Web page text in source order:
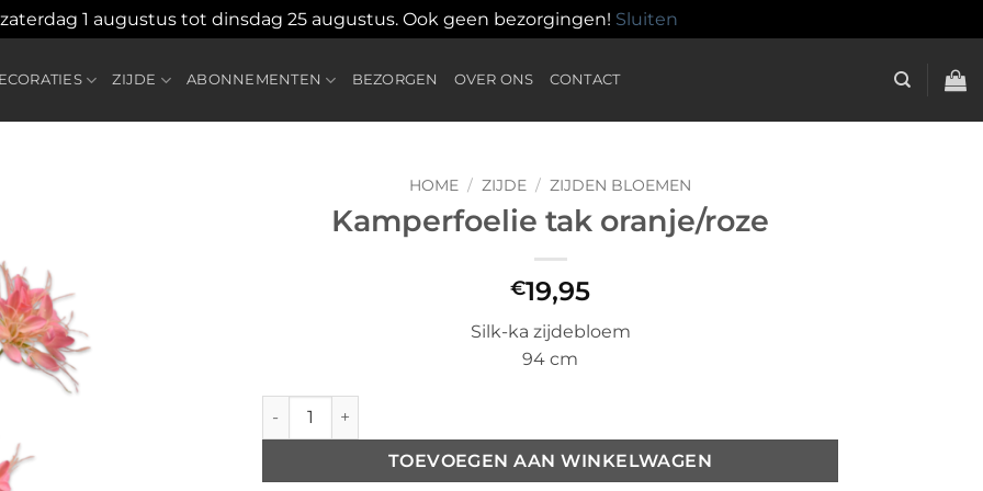
1 augustus tot dinsdag 25 augustus. Ook geen bezorgingen! Sluiten
ZIJDE ABONNEMENTEN BEZORGEN OVER ONS CONTACT
HOME / ZIJDE / ZIJDEN BLOEMEN
Kamperfoelie tak oranje/roze
€19,95
Silk-ka zijdebloem
94 cm
Kamperfoelie tak oranje/roze aantal
TOEVOEGEN AAN WINKELWAGEN